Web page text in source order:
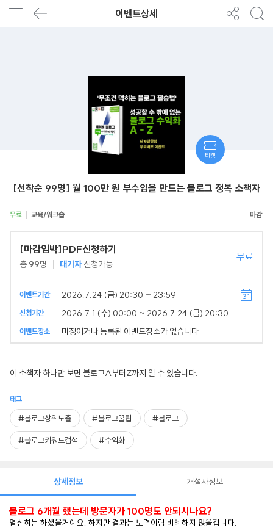
이벤트상세
[선착순 99명] 월 100만 원 부수입을 만드는 블로그 정복 소책자
무료 교육/워크숍
[마감임박]PDF신청하기
총 99명 대기자 신청가능
무료
이벤트기간 2026.7.24 (금) 20:30 ~ 23:59
신청기간 2026.7.1 (수) 00:00 ~ 2026.7.24 (금) 20:30
이벤트장소 미정이거나 등록된 이벤트장소가 없습니다
이 소책자 하나만 보면 블로그A부터Z까지 알 수 있습니다.
태그
#블로그상위노출 #블로그꿀팁 #블로그
#블로그키워드검색 #수익화
티켓
상세정보
블로그 6개월 했는데 방문자가 100명도 안되시나요?
열심히는 하셨을거예요. 하지만 결과는 노력이랑 비례하지 않을겁니다.
개설자정보